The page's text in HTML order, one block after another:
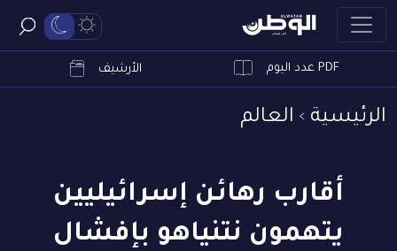
PDF عدد اليوم الأرشيف
الرئيسية العالم
أقارب رهائن إسرائيليين
يتهمون نتنياهو بإفشال